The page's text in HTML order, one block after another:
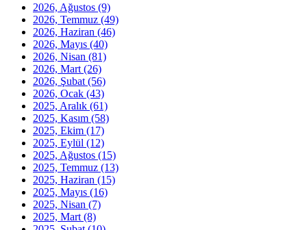
2026, Ağustos (9)
2026, Temmuz (49)
2026, Haziran (46)
2026, Mayıs (40)
2026, Nisan (81)
2026, Mart (26)
2026, Şubat (56)
2026, Ocak (43)
2025, Aralık (61)
2025, Kasım (58)
2025, Ekim (17)
2025, Eylül (12)
2025, Ağustos (15)
2025, Temmuz (13)
2025, Haziran (15)
2025, Mayıs (16)
2025, Nisan (7)
2025, Mart (8)